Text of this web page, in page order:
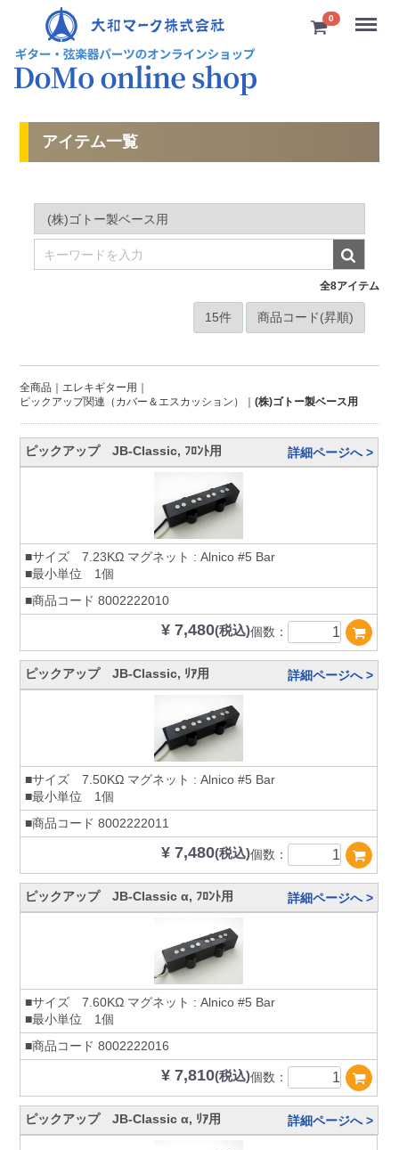
0 Menu
アイテム一覧
全8アイテム
全商品
エレキギター用
ピックアップ関連（カバー＆エスカッション）
(株)ゴトー製ベース用
ピックアップ JB-Classic, ﾌﾛﾝﾄ用 詳細ページへ >
■サイズ 7.23KΩ マグネット : Alnico #5 Bar
■最小単位 1個
■商品コード 8002222010
¥ 7,480(税込)個数：
ピックアップ JB-Classic, ﾘｱ用 詳細ページへ >
■サイズ 7.50KΩ マグネット : Alnico #5 Bar
■最小単位 1個
■商品コード 8002222011
¥ 7,480(税込)個数：
ピックアップ JB-Classic α, ﾌﾛﾝﾄ用 詳細ページへ >
■サイズ 7.60KΩ マグネット : Alnico #5 Bar
■最小単位 1個
■商品コード 8002222016
¥ 7,810(税込)個数：
ピックアップ JB-Classic α, ﾘｱ用 詳細ページへ >